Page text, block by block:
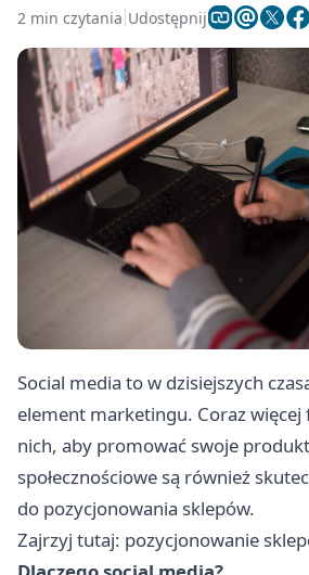
2 min czytania Udostępnij
Social media to w dzisiejszych
element marketingu. Coraz
nich, aby promować swoje
społecznościowe są również
do pozycjonowania sklepów.
Zajrzyj tutaj: pozycjonowanie